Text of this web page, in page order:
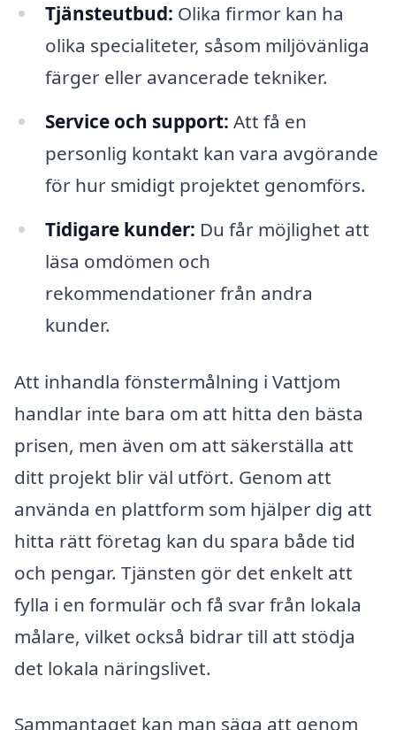
Tjänsteutbud: Olika firmor kan ha
olika specialiteter, såsom miljövänliga
färger eller avancerade tekniker.
Service och support: Att få en
personlig kontakt kan vara avgörande
för hur smidigt projektet genomförs.
Tidigare kunder: Du får möjlighet att
läsa omdömen och
rekommendationer från andra
kunder.
Att inhandla fönstermålning i Vattjom
handlar inte bara om att hitta den bästa
prisen, men även om att säkerställa att
ditt projekt blir väl utfört. Genom att
använda en plattform som hjälper dig att
hitta rätt företag kan du spara både tid
och pengar. Tjänsten gör det enkelt att
fylla i en formulär och få svar från lokala
målare, vilket också bidrar till att stödja
det lokala näringslivet.
Sammantaget kan man säga att genom